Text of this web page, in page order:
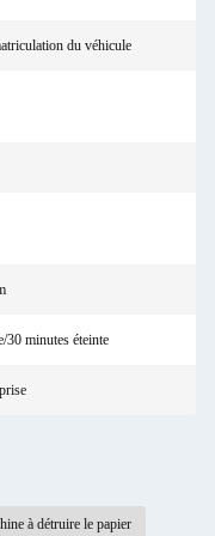
du véhicule
30 minutes éteinte
à détruire le papier